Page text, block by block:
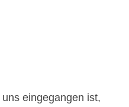
eingegangen ist,